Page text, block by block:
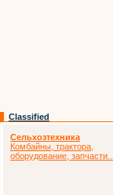
Classified
Сельхозтехника
Комбайны, трактора,
оборудование, запчасти...